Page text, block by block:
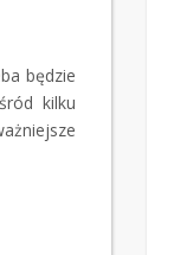
będzie
kilku